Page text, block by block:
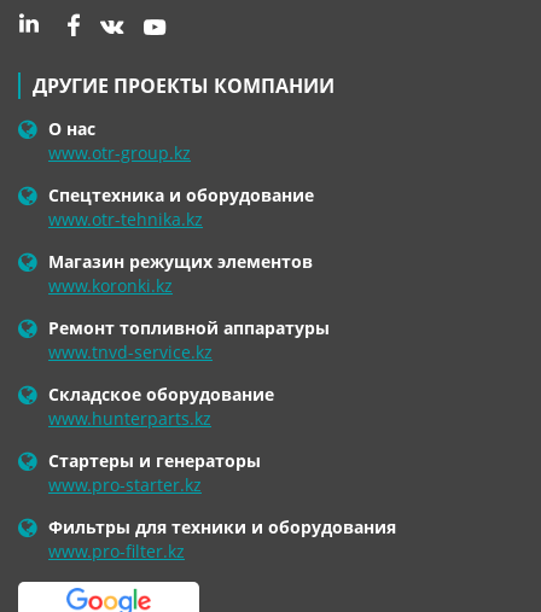
ДРУГИЕ ПРОЕКТЫ КОМПАНИИ
О нас
www.otr-group.kz
Спецтехника и оборудование
www.otr-tehnika.kz
Магазин режущих элементов
www.koronki.kz
Ремонт топливной аппаратуры
www.tnvd-service.kz
Складское оборудование
www.hunterparts.kz
Стартеры и генераторы
www.pro-starter.kz
Фильтры для техники и оборудования
www.pro-filter.kz